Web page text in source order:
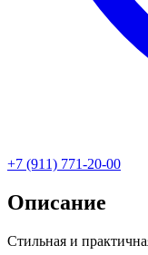
+7 (911) 771-20-00
Описание
Стильная и